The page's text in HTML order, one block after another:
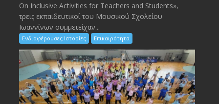
On Inclusive Activities for Teachers and Students»,
τρεις εκπαιδευτικοί του Μουσικού Σχολείου
Ιωαννίνων συμμετείχαν...
Ενδιαφέρουσες Ιστορίες Επικαιρότητα